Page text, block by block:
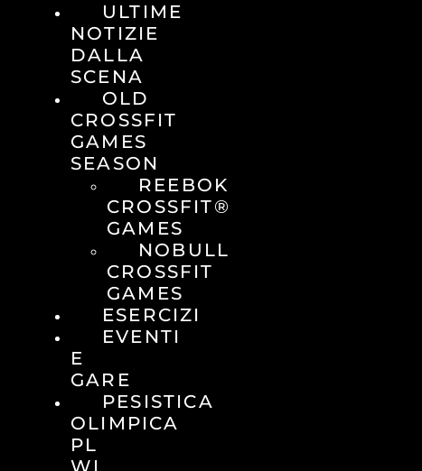
ULTIME
NOTIZIE
DALLA
SCENA
OLD
CROSSFIT
GAMES
SEASON
REEBOK
CROSSFIT®
GAMES
NOBULL
CROSSFIT
GAMES
ESERCIZI
EVENTI
E
GARE
PESISTICA
OLIMPICA
PL
WL